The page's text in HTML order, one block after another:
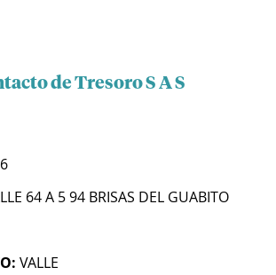
de Tresoro S A S
64 A 5 94 BRISAS DEL GUABITO
VALLE